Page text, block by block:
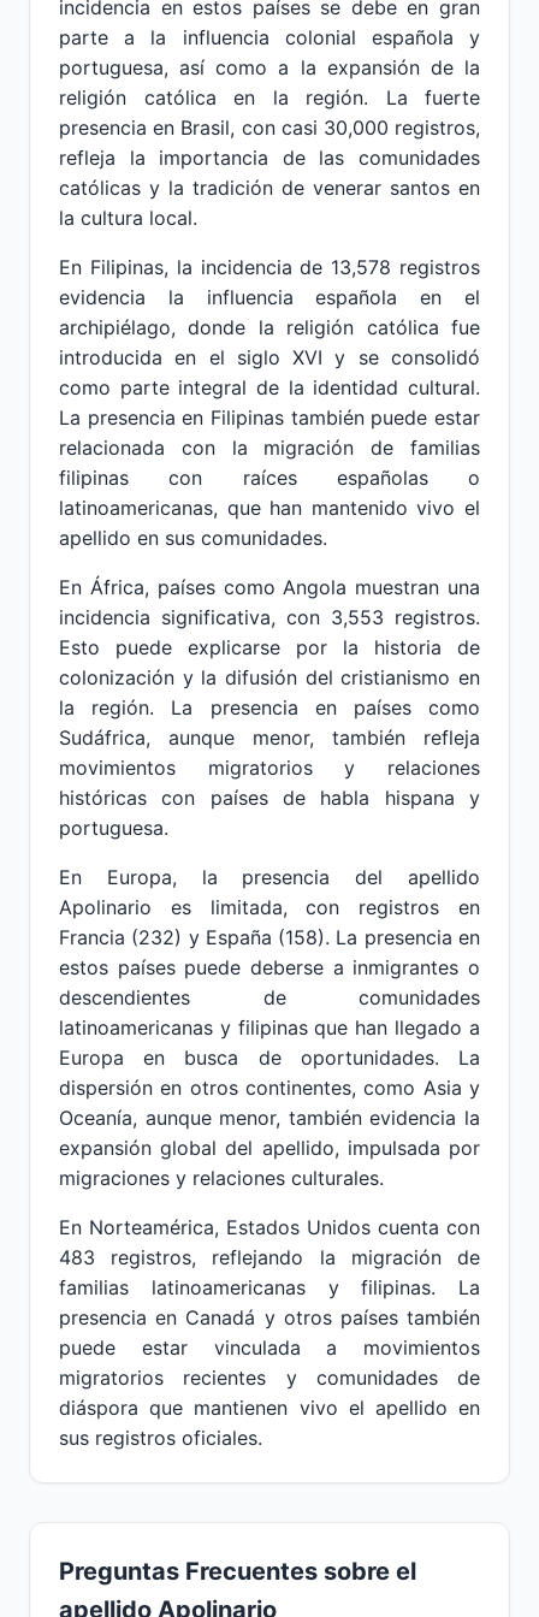
incidencia en estos países se debe en gran
parte a la influencia colonial española y
portuguesa, así como a la expansión de la
religión católica en la región. La fuerte
presencia en Brasil, con casi 30,000 registros,
refleja la importancia de las comunidades
católicas y la tradición de venerar santos en
la cultura local.
En Filipinas, la incidencia de 13,578 registros
evidencia la influencia española en el
archipiélago, donde la religión católica fue
introducida en el siglo XVI y se consolidó
como parte integral de la identidad cultural.
La presencia en Filipinas también puede estar
relacionada con la migración de familias
filipinas con raíces españolas o
latinoamericanas, que han mantenido vivo el
apellido en sus comunidades.
En África, países como Angola muestran una
incidencia significativa, con 3,553 registros.
Esto puede explicarse por la historia de
colonización y la difusión del cristianismo en
la región. La presencia en países como
Sudáfrica, aunque menor, también refleja
movimientos migratorios y relaciones
históricas con países de habla hispana y
portuguesa.
En Europa, la presencia del apellido
Apolinario es limitada, con registros en
Francia (232) y España (158). La presencia en
estos países puede deberse a inmigrantes o
descendientes de comunidades
latinoamericanas y filipinas que han llegado a
Europa en busca de oportunidades. La
dispersión en otros continentes, como Asia y
Oceanía, aunque menor, también evidencia la
expansión global del apellido, impulsada por
migraciones y relaciones culturales.
En Norteamérica, Estados Unidos cuenta con
483 registros, reflejando la migración de
familias latinoamericanas y filipinas. La
presencia en Canadá y otros países también
puede estar vinculada a movimientos
migratorios recientes y comunidades de
diáspora que mantienen vivo el apellido en
sus registros oficiales.
Preguntas Frecuentes sobre el
apellido Apolinario